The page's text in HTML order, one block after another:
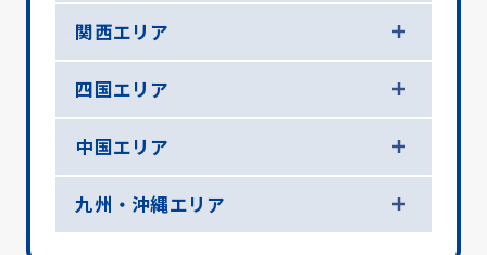
関西エリア
四国エリア
中国エリア
九州・沖縄エリア